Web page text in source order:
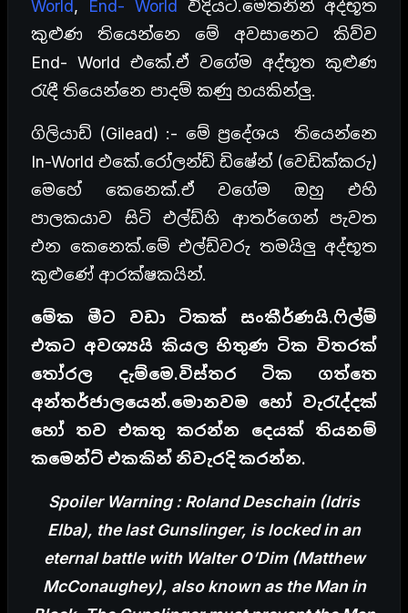
World, End- World විදියට.මෙතනින් අද්භූත
කුළුණ තියෙන්නෙ මේ අවසානෙට කිව්ව
End- World එකේ.ඒ වගේම අද්භූත කුළුණ
රැඳී තියෙන්නෙ පාදම් කණු හයකින්ලු.
ගිලියාඩ් (Gilead) :- මේ ප්‍රදේශය තියෙන්නෙ
In-World එකේ.රෝලන්ඩ් ඩිෂේන් (වෙඩික්කරු)
මෙහේ කෙනෙක්.ඒ වගේම ඔහු එහි
පාලකයාව සිටි එල්ඩ්හි ආතර්ගෙන් පැවත
එන කෙනෙක්.මේ එල්ඩ්වරු තමයිලු අද්භූත
කුළුණේ ආරක්ෂකයින්.
මේක මීට වඩා ටිකක් සංකීර්ණයි.ෆිල්ම්
එකට අවශ්‍යයි කියල හිතුණ ටික විතරක්
තෝරල දැම්මෙ.විස්තර ටික ගත්තෙ
අන්තර්ජාලයෙන්.මොනවම හෝ වැරැද්දක්
හෝ තව එකතු කරන්න දෙයක් තියනම්
කමෙන්ට් එකකින් නිවැරදි කරන්න.
Spoiler Warning : Roland Deschain (Idris
Elba), the last Gunslinger, is locked in an
eternal battle with Walter O’Dim (Matthew
McConaughey), also known as the Man in